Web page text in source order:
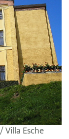
Villa Esche